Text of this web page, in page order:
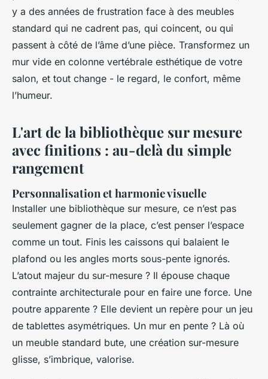
y a des années de frustration face à des meubles
standard qui ne cadrent pas, qui coincent, ou qui
passent à côté de l’âme d’une pièce. Transformez un
mur vide en colonne vertébrale esthétique de votre
salon, et tout change - le regard, le confort, même
l’humeur.
L'art de la bibliothèque sur mesure
avec finitions : au-delà du simple
rangement
Personnalisation et harmonie visuelle
Installer une bibliothèque sur mesure, ce n’est pas
seulement gagner de la place, c’est penser l’espace
comme un tout. Finis les caissons qui balaient le
plafond ou les angles morts sous-pente ignorés.
L’atout majeur du sur-mesure ? Il épouse chaque
contrainte architecturale pour en faire une force. Une
poutre apparente ? Elle devient un repère pour un jeu
de tablettes asymétriques. Un mur en pente ? Là où
un meuble standard bute, une création sur-mesure
glisse, s’imbrique, valorise.